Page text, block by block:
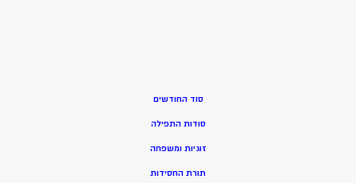
סוד החודשים
סודות התפילה
זוגיות ומשפחה
תורת החסידות